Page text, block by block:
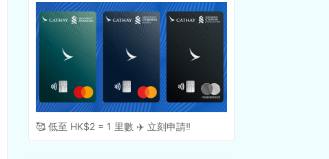
🥰 低至 HK$2 = 1 里數 ✈️ 立刻申請‼️